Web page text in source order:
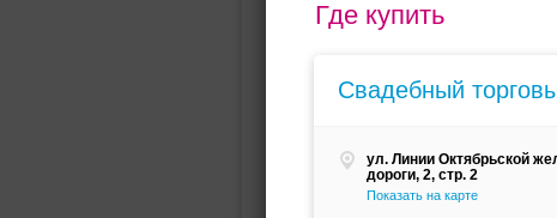
Где купить
Свадебный
ул. Линии Октябрьской
дороги, 2, стр. 2
Показать на карте
Мини (короткое) Со шлейфом